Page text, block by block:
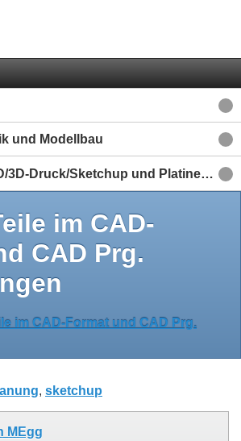
und Modellbau
Konstruktion/CAD/3D-Druck/Sketchup und Platinenlayout Eagle & Fritzing u.a.
im CAD-
CAD Prg.
im CAD-Format und CAD Prg.
, sketchup